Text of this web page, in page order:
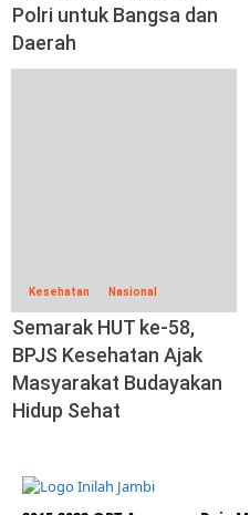
Polri untuk Bangsa dan
Daerah
Kesehatan Nasional
Semarak HUT ke-58,
BPJS Kesehatan Ajak
Masyarakat Budayakan
Hidup Sehat